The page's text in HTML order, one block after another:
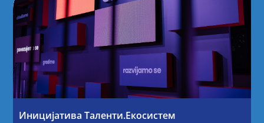
Иницијатива Таленти.Екосистем